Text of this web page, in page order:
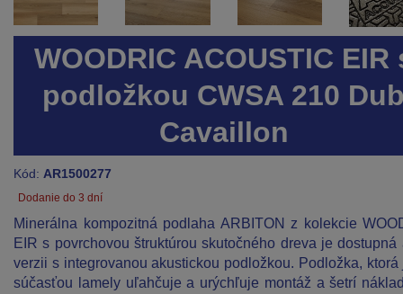
WOODRIC ACOUSTIC EIR
podložkou CWSA 210
Cavaillon
Kód: AR1500277
Dodanie do 3 dní
Minerálna kompozitná podlaha ARBITON z kolekcie
EIR s povrchovou štruktúrou skutočného dreva je dostupná
verzii s integrovanou akustickou podložkou. Podložka, ktorá
súčasťou lamely uľahčuje a urýchľuje montáž a šetrí